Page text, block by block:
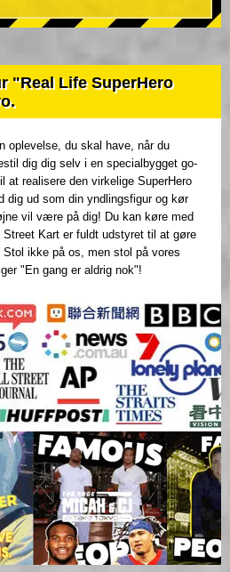
"Real Life SuperHero
oplevelse, du skal have, når du
dig dig selv i en specialbygget go-
at realisere den virkelige SuperHero
dig ud som din yndlingsfigur og kør
vil være på dig! Du kan køre med
Kart er fuldt udstyret til at gøre
ikke på os, men stol på vores
"En gang er aldrig nok"!